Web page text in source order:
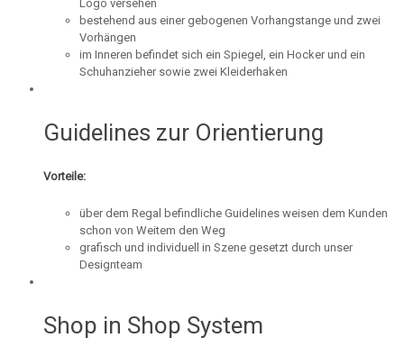
Logo versehen
bestehend aus einer gebogenen Vorhangstange und zwei
Vorhängen
im Inneren befindet sich ein Spiegel, ein Hocker und ein
Schuhanzieher sowie zwei Kleiderhaken
Guidelines zur Orientierung
Vorteile:
über dem Regal befindliche Guidelines weisen dem Kunden
schon von Weitem den Weg
grafisch und individuell in Szene gesetzt durch unser
Designteam
Shop in Shop System